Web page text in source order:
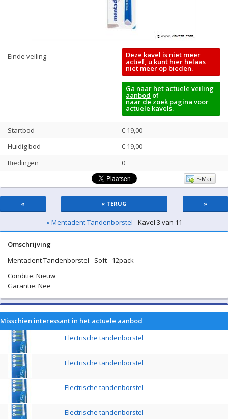
Einde veiling Deze kavel is niet meer
actief, u kunt hier helaas
niet meer op bieden.
Ga naar het actuele veiling
aanbod of
naar de zoek pagina voor
actuele kavels.
Startbod
€ 19,00
Huidig bod
€ 19,00
Biedingen
0
E-Mail
« « TERUG »
« Mentadent Tandenborstel - Kavel 3 van 11
Omschrijving
Mentadent Tandenborstel - Soft - 12pack
Conditie: Nieuw
Garantie: Nee
Misschien interessant in het actuele aanbod
Electrische tandenborstel
Electrische tandenborstel
Electrische tandenborstel
Electrische tandenborstel